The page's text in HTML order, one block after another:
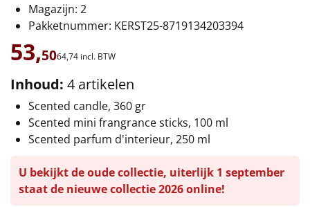
Mannen
Vrouwen
Duurzaam
Leuke
Goedkope
Uniek
Magazijn: 2
Pakketnummer: KERST25-8719134203394
53,5064,74 incl. BTW
Inhoud: 4 artikelen
Scented candle, 360 gr
Scented mini frangrance sticks, 100 ml
Scented parfum d'interieur, 250 ml
U bekijkt de oude collectie, uiterlijk 1 september
staat de nieuwe collectie 2026 online!